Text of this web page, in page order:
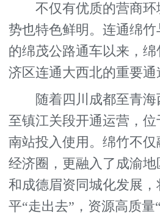
不仅有优质的营商环
势也特色鲜明。连通绵
的绵茂公路通车以来，
济区连通大西北的重要通
随着四川成都至青海
至镇江关段开通运营，
南站投入使用。绵竹不
经济圈，更融入了成渝
和成德眉资同城化发展
平“走出去”，资源高质量